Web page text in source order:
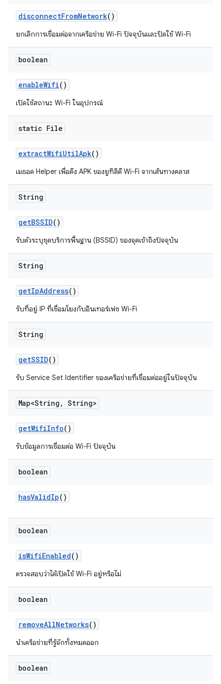
disconnectFromNetwork()
ยกเลิกการเชื่อมต่อจากเครือข่าย Wi-Fi ปัจจุบันและปิดใช้ Wi-Fi
boolean
enableWifi()
เปิดใช้สถานะ Wi-Fi ในอุปกรณ์
static File
extractWifiUtilApk()
เมธอด Helper เพื่อดึง APK ของยูทิลิตี Wi-Fi จากเส้นทางคลาส
String
getBSSID()
รับตัวระบุชุดบริการพื้นฐาน (BSSID) ของจุดเข้าถึงปัจจุบัน
String
getIpAddress()
รับที่อยู่ IP ที่เชื่อมโยงกับอินเทอร์เฟซ Wi-Fi
String
getSSID()
รับ Service Set Identifier ของเครือข่ายที่เชื่อมต่ออยู่ในปัจจุบัน
Map<String , String>
getWifiInfo()
รับข้อมูลการเชื่อมต่อ Wi-Fi ปัจจุบัน
boolean
hasValidIp()
boolean
isWifiEnabled()
ตรวจสอบว่าได้เปิดใช้ Wi-Fi อยู่หรือไม่
boolean
removeAllNetworks()
นำเครือข่ายที่รู้จักทั้งหมดออก
boolean